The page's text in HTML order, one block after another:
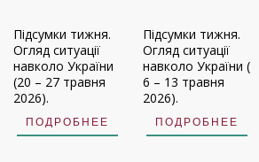
Підсумки тижня.
Огляд ситуації
навколо України
(20 – 27 травня
2026).
ПОДРОБНЕЕ
Підсумки тижня.
Огляд ситуації
навколо України (
6 – 13 травня
2026).
ПОДРОБНЕЕ